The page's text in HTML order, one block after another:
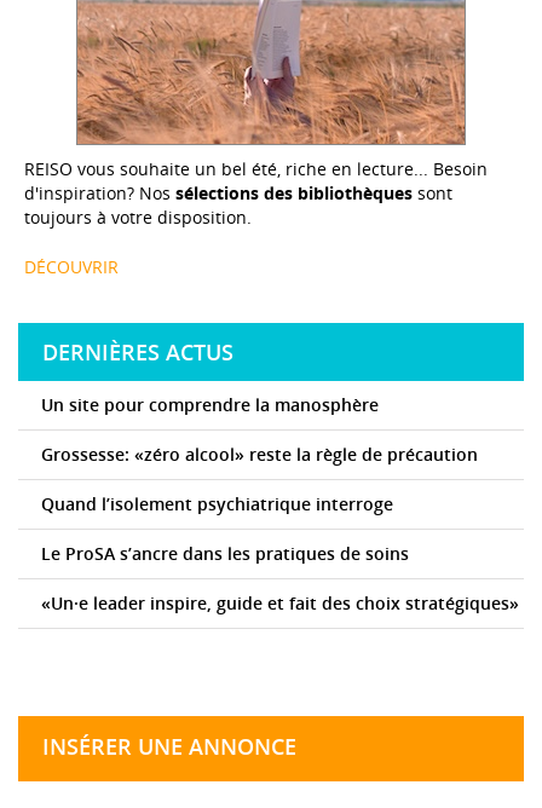
REISO vous souhaite un bel été, riche en lecture... Besoin
d'inspiration? Nos sélections des bibliothèques sont
toujours à votre disposition.
DÉCOUVRIR
DERNIÈRES ACTUS
Un site pour comprendre la manosphère
Grossesse: «zéro alcool» reste la règle de précaution
Quand l’isolement psychiatrique interroge
Le ProSA s’ancre dans les pratiques de soins
«Un·e leader inspire, guide et fait des choix stratégiques»
INSÉRER UNE ANNONCE